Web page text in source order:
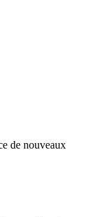
de nouveaux